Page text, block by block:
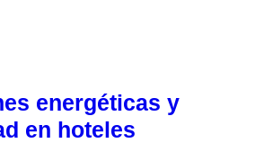
energéticas y
en hoteles